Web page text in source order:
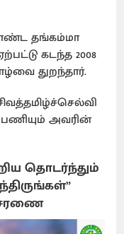
தங்கம்மா
கடந்த 2008
துறந்தார்.
அவரின்
தொடர்ந்தும்